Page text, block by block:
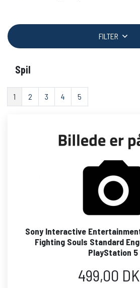
FILTER
Spil
1 2 3 4 5
Sony Interactive
Fighting Souls Standard
PlayStation 5
499,00